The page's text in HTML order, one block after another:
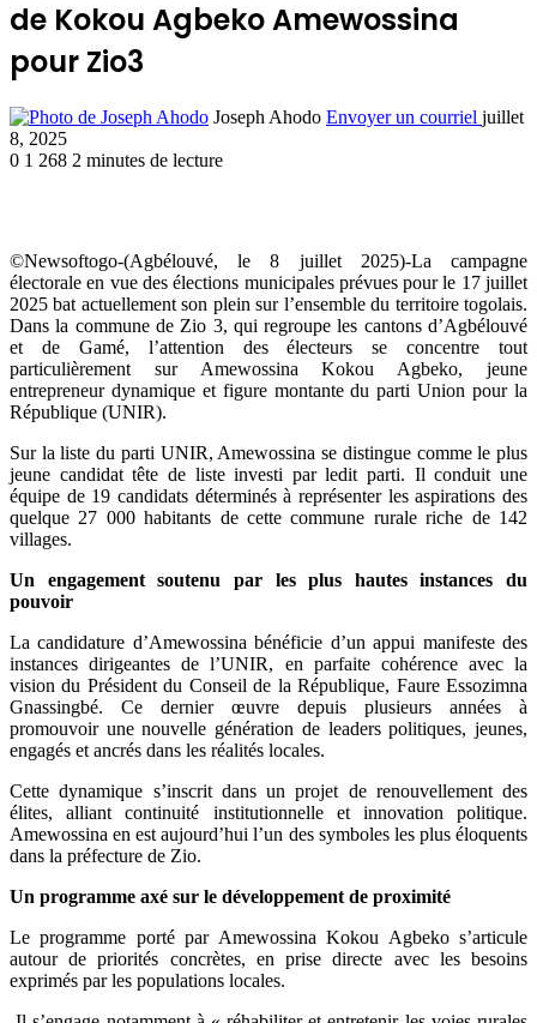
de Kokou Agbeko Amewossina
pour Zio3
Joseph Ahodo Envoyer un courriel juillet
8, 2025
0 1 268 2 minutes de lecture
©Newsoftogo-(Agbélouvé, le 8 juillet 2025)-La campagne
électorale en vue des élections municipales prévues pour le 17 juillet
2025 bat actuellement son plein sur l’ensemble du territoire togolais.
Dans la commune de Zio 3, qui regroupe les cantons d’Agbélouvé
et de Gamé, l’attention des électeurs se concentre tout
particulièrement sur Amewossina Kokou Agbeko, jeune
entrepreneur dynamique et figure montante du parti Union pour la
République (UNIR).
Sur la liste du parti UNIR, Amewossina se distingue comme le plus
jeune candidat tête de liste investi par ledit parti. Il conduit une
équipe de 19 candidats déterminés à représenter les aspirations des
quelque 27 000 habitants de cette commune rurale riche de 142
villages.
Un engagement soutenu par les plus hautes instances du
pouvoir
La candidature d’Amewossina bénéficie d’un appui manifeste des
instances dirigeantes de l’UNIR, en parfaite cohérence avec la
vision du Président du Conseil de la République, Faure Essozimna
Gnassingbé. Ce dernier œuvre depuis plusieurs années à
promouvoir une nouvelle génération de leaders politiques, jeunes,
engagés et ancrés dans les réalités locales.
Cette dynamique s’inscrit dans un projet de renouvellement des
élites, alliant continuité institutionnelle et innovation politique.
Amewossina en est aujourd’hui l’un des symboles les plus éloquents
dans la préfecture de Zio.
Un programme axé sur le développement de proximité
Le programme porté par Amewossina Kokou Agbeko s’articule
autour de priorités concrètes, en prise directe avec les besoins
exprimés par les populations locales.